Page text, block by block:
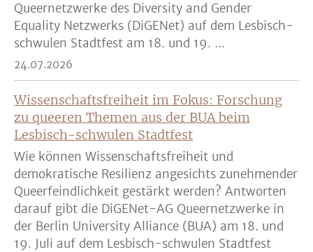
Queernetzwerke des Diversity and Gender
Equality Netzwerks (DiGENet) auf dem Lesbisch-
schwulen Stadtfest am 18. und 19. ...
24.07.2026
Wissenschaftsfreiheit im Fokus: Forschung
zu queeren Themen aus der BUA beim
Lesbisch-schwulen Stadtfest
Wie können Wissenschaftsfreiheit und
demokratische Resilienz angesichts zunehmender
Queerfeindlichkeit gestärkt werden? Antworten
darauf gibt die DiGENet-AG Queernetzwerke in
der Berlin University Alliance (BUA) am 18. und
19. Juli auf dem Lesbisch-schwulen Stadtfest